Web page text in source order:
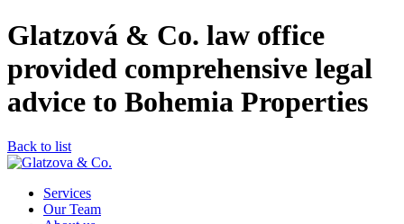
Glatzová & Co. law office
provided comprehensive legal
advice to Bohemia Properties
Back to list
Services
Our Team